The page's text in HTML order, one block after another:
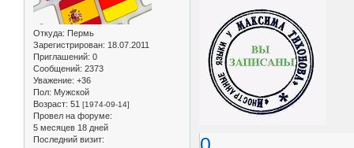
Откуда: Пермь
Зарегистрирован: 18.07.2011
Приглашений: 0
Сообщений: 2373
Уважение: +36
Пол: Мужской
Возраст: 51 [1974-09-14]
Провел на форуме:
5 месяцев 18 дней
Последний визит: